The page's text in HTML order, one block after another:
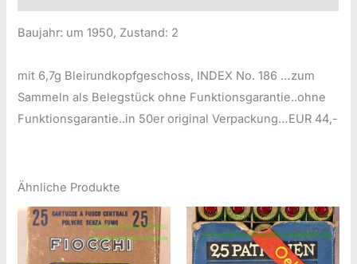
Baujahr: um 1950, Zustand: 2
mit 6,7g Bleirundkopfgeschoss, INDEX No. 186 …zum
Sammeln als Belegstück ohne Funktionsgarantie..ohne
Funktionsgarantie..in 50er original Verpackung…EUR 44,-
Ähnliche Produkte